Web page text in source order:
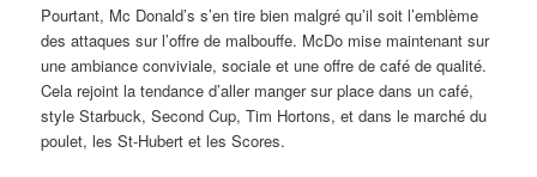
Pourtant, Mc Donald’s s’en tire bien malgré qu’il soit l’emblème
des attaques sur l’offre de malbouffe. McDo mise maintenant sur
une ambiance conviviale, sociale et une offre de café de qualité.
Cela rejoint la tendance d’aller manger sur place dans un café,
style Starbuck, Second Cup, Tim Hortons, et dans le marché du
poulet, les St-Hubert et les Scores.